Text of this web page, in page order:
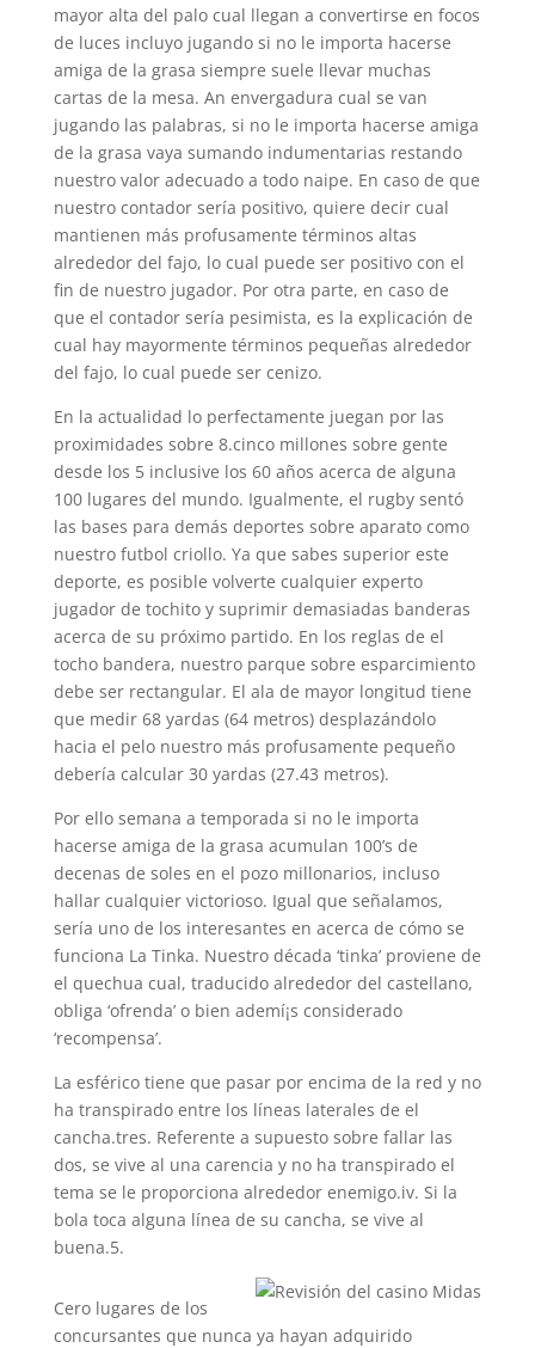
mayor alta del palo cual llegan a convertirse en focos
de luces incluyo jugando si no le importa hacerse
amiga de la grasa siempre suele llevar muchas
cartas de la mesa. An envergadura cual se van
jugando las palabras, si no le importa hacerse amiga
de la grasa vaya sumando indumentarias restando
nuestro valor adecuado a todo naipe. En caso de que
nuestro contador serí­a positivo, quiere decir cual
mantienen más profusamente términos altas
alrededor del fajo, lo cual puede ser positivo con el
fin de nuestro jugador. Por otra parte, en caso de
que el contador serí­a pesimista, es la explicación de
cual hay mayormente términos pequeñas alrededor
del fajo, lo cual puede ser cenizo.
En la actualidad lo perfectamente juegan por las
proximidades sobre 8.cinco millones sobre gente
desde los 5 inclusive los 60 años acerca de alguna
100 lugares del mundo. Igualmente, el rugby sentó
las bases para demás deportes sobre aparato como
nuestro futbol criollo. Ya que sabes superior este
deporte, es posible volverte cualquier experto
jugador de tochito y suprimir demasiadas banderas
acerca de su próximo partido. En los reglas de el
tocho bandera, nuestro parque sobre esparcimiento
debe ser rectangular. El ala de mayor longitud tiene
que medir 68 yardas (64 metros) desplazándolo
hacia el pelo nuestro más profusamente pequeño
debería calcular 30 yardas (27.43 metros).
Por ello semana a temporada si no le importa
hacerse amiga de la grasa acumulan 100’s de
decenas de soles en el pozo millonarios, incluso
hallar cualquier victorioso. Igual que señalamos,
serí­a uno de los interesantes en acerca de cómo se
funciona La Tinka. Nuestro década ‘tinka’ proviene de
el quechua cual, traducido alrededor del castellano,
obliga ‘ofrenda’ o bien ademí¡s considerado
‘recompensa’.
La esférico tiene que pasar por encima de la red y no
ha transpirado entre los líneas laterales de el
cancha.tres. Referente a supuesto sobre fallar las
dos, se vive al una carencia y no ha transpirado el
tema se le proporciona alrededor enemigo.iv. Si la
bola toca alguna línea de su cancha, se vive al
buena.5.
Cero lugares de los
concursantes que nunca ya hayan adquirido